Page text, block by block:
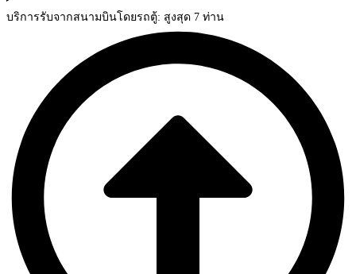
บริการรับจากสนามบินโดยรถตู้: สูงสุด 7 ท่าน